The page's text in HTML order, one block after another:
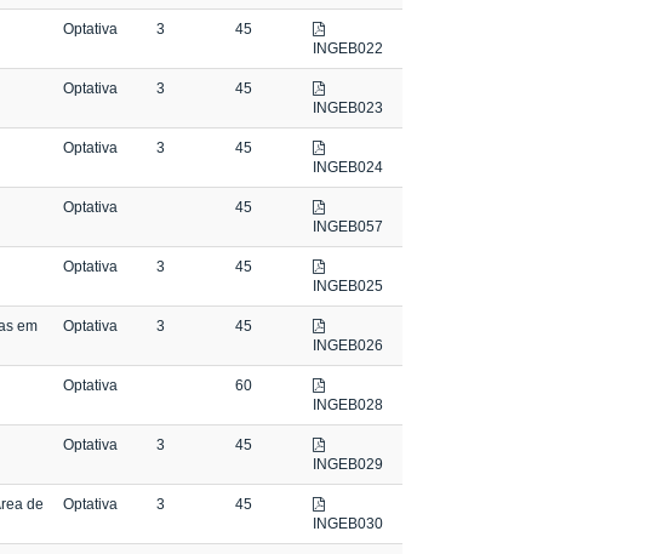
Optativa 3
45
INGEB022
Optativa 3
45
INGEB023
Optativa 3
45
INGEB024
Optativa
45
INGEB057
Optativa 3
45
INGEB025
em
Optativa 3
45
INGEB026
Optativa
60
INGEB028
Optativa 3
45
INGEB029
de
Optativa 3
45
INGEB030